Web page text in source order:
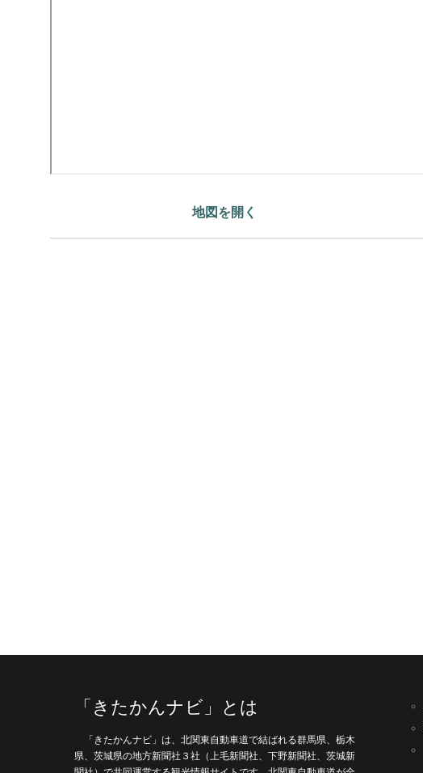
地図を開く
「きたかんナビ」とは
「きたかんナビ」は、北関東自動車道で結ばれる群馬県、栃木
県、茨城県の地方新聞社３社（上毛新聞社、下野新聞社、茨城新